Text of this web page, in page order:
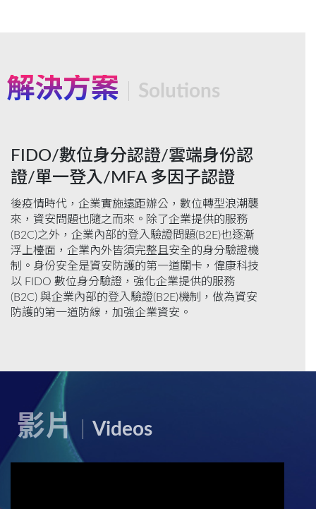
解決方案 Solutions
FIDO/數位身分認證/雲端身份認
證/單一登入/MFA 多因子認證
後疫情時代，企業實施遠距辦公，數位轉型浪潮襲
來，資安問題也隨之而來。除了企業提供的服務
(B2C)之外，企業內部的登入驗證問題(B2E)也逐漸
浮上檯面，企業內外皆須完整且安全的身分驗證機
制。身份安全是資安防護的第一道關卡，偉康科技
以 FIDO 數位身分驗證，強化企業提供的服務
(B2C) 與企業內部的登入驗證(B2E)機制，做為資安
防護的第一道防線，加強企業資安。
影片 Videos